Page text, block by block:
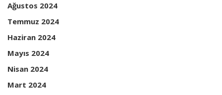
Ağustos 2024
Temmuz 2024
Haziran 2024
Mayıs 2024
Nisan 2024
Mart 2024